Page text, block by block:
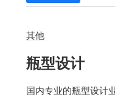
其他
瓶型设计
国内专业的瓶型设计